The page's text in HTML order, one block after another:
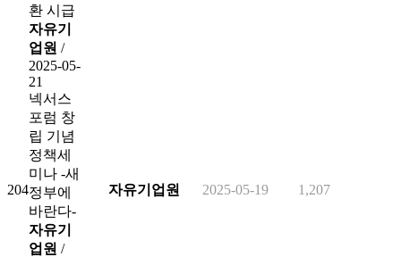
환 시급
자유기
업원 /
2025-05-
21
204
넥서스
포럼 창
립 기념
정책세
미나 -새
정부에
바란다-
자유기
업원 /
자유기업원 2025-05-19 1,207